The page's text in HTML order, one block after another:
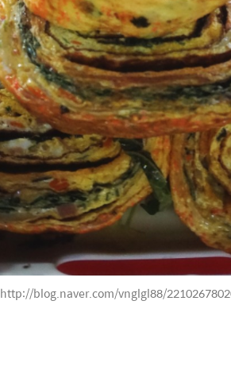
http://blog.naver.com/vnglgl88/